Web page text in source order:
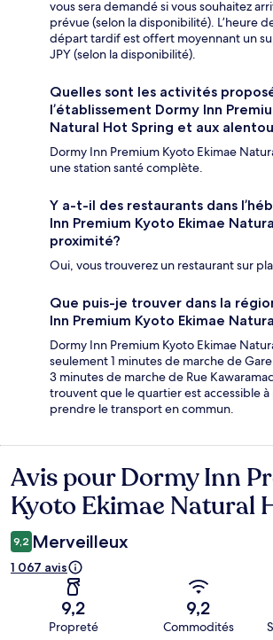
vous sera demandé si vous souhaitez
prévue (selon la disponibilité). L’heure
départ tardif est offert moyennant un
JPY (selon la disponibilité).
Quelles sont les activités
l’établissement Dormy Inn
Natural Hot Spring et aux
Dormy Inn Premium Kyoto Ekimae
une station santé complète.
Y a-t-il des restaurants dans
Inn Premium Kyoto Ekimae
proximité?
Oui, vous trouverez un restaurant sur
Que puis-je trouver dans la
Inn Premium Kyoto Ekimae
Dormy Inn Premium Kyoto Ekimae
seulement 1 minutes de marche de
3 minutes de marche de Rue
trouvent que le quartier est accessible
prendre le transport en commun.
Avis
Avis pour Dormy Inn
Kyoto Ekimae Natural
9,2 Merveilleux
1 067 avis
9,2
Propreté
9,2
Commodités